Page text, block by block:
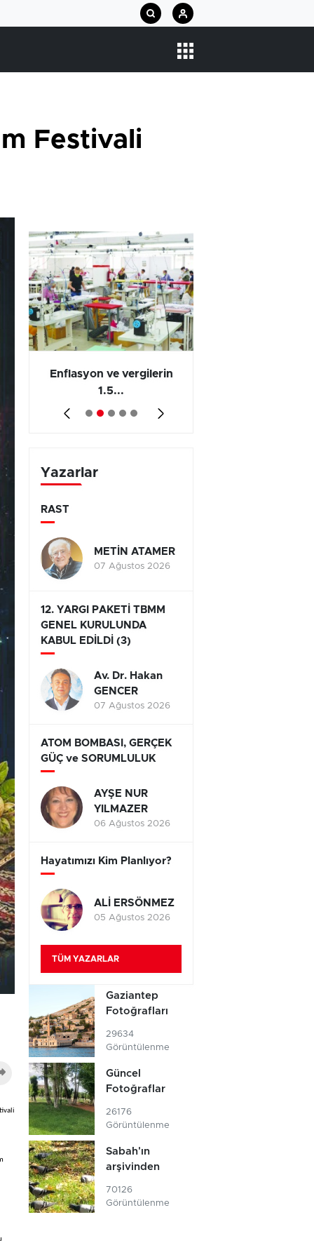
Festivali
Enflasyon ve vergilerin
1.5...
Yazarlar
RAST
METİN ATAMER
07 Ağustos 2026
12. YARGI PAKETİ TBMM
GENEL KURULUNDA
KABUL EDİLDİ (3)
Av. Dr. Hakan
GENCER
07 Ağustos 2026
ATOM BOMBASI, GERÇEK
GÜÇ ve SORUMLULUK
AYŞE NUR
YILMAZER
06 Ağustos 2026
Hayatımızı Kim Planlıyor?
ALİ ERSÖNMEZ
05 Ağustos 2026
TÜM YAZARLAR
Gaziantep
Fotoğrafları
29634
Görüntülenme
Güncel
Fotoğraflar
26176
Görüntülenme
Sabah'ın
arşivinden
70126
Görüntülenme